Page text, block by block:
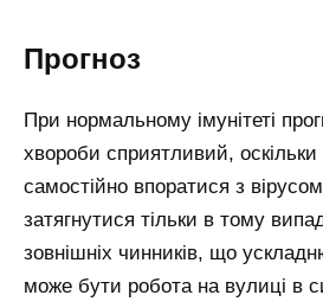
Прогноз
При нормальному імунітеті
хвороби сприятливий,
самостійно впоратися з
затягнутися тільки в тому
зовнішніх чинників, що
може бути робота на вулиці в